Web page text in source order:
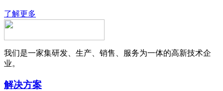
了解更多
我们是一家集研发、生产、销售、服务为一体的高新技术企
业。
解决方案